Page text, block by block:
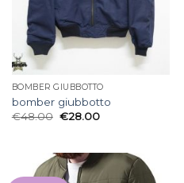
BOMBER GIUBBOTTO
bomber giubbotto
€48.00 €28.00